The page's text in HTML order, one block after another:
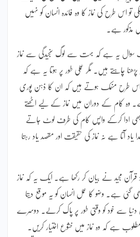
اس طرح کی نماز کا وہ فائدہ انسان کو نہیں
مذکور ہے۔
سوال یہ ہے کہ بہت سے لوگ سنجیدگی سے نماز
چاہتے ہیں۔ مگر عملی طور پر ہوتا یہ ہے کہ
اس طرح منہمک ہوتے ہیں کہ ان کا ذہن پوری
وہ کام کے دوران میں نماز کے لیے اٹھتے
بھی ادا کرکے واپس کام کی طرف لوٹ جاتے
یاد آتا ہے نہ نماز کی حقیقت اور مقصد یاد رہتا
مجید نے بیان کر رکھا ہے۔ ایک یہ کہ نماز
گئی ہے۔ وضو کا عمل انسان کو یہ موقع دیتا
دنیا سے خود کو وقتی طور پر پاک کرلے۔ دوسرے
ہے کہ وہ نماز میں خشوع اختیار کریں۔